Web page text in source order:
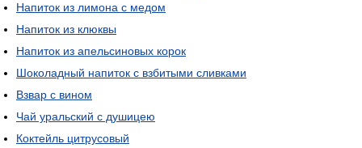
Напиток из лимона с медом
Напиток из клюквы
Напиток из апельсиновых корок
Шоколадный напиток с взбитыми сливками
Взвар с вином
Чай уральский с душицею
Коктейль цитрусовый